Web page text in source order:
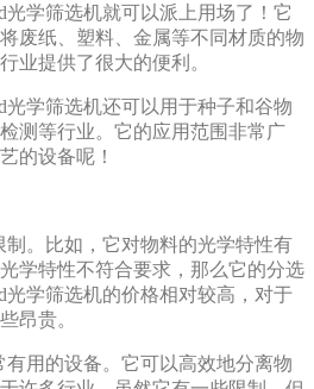
ccd光学筛选机就可以派上用场了！它
纸、塑料、金属等不同材质的物
行业提供了很大的便利。
ccd光学筛选机还可以用于种子和谷物
检测等行业。它的应用范围非常广
的设备呢！
。比如，它对物料的光学特性有
学特性不符合要求，那么它的分选
光学筛选机的价格相对较高，对于
贵。
用的设备。它可以高效地分离物